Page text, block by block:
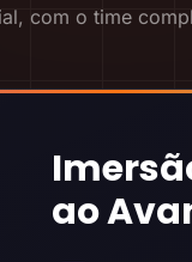
com o time
ao